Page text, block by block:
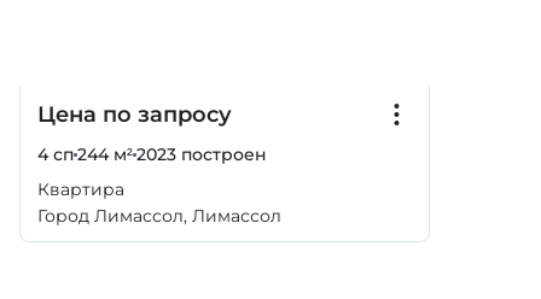
Цена по запросу
4 сп244 м²2023 построен
Квартира
Город Лимассол, Лимассол